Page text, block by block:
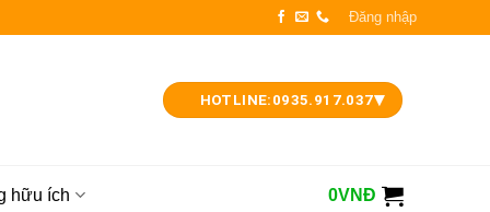
Đăng nhập
HOTLINE: 0935.917.037▾
hữu ích 0VNĐ